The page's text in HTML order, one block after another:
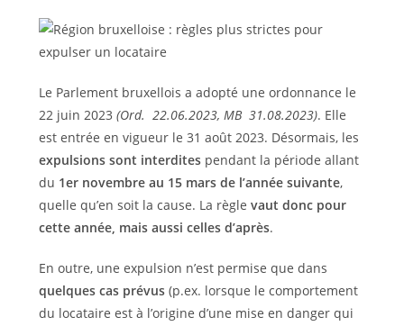
Le Parlement bruxellois a adopté une ordonnance le
22 juin 2023 (Ord. 22.06.2023, MB 31.08.2023). Elle
est entrée en vigueur le 31 août 2023. Désormais, les
expulsions sont interdites pendant la période allant
du 1er novembre au 15 mars de l’année suivante,
quelle qu’en soit la cause. La règle vaut donc pour
cette année, mais aussi celles d’après.
En outre, une expulsion n’est permise que dans
quelques cas prévus(p.ex. lorsque le comportement
du locataire est à l’origine d’une mise en danger qui